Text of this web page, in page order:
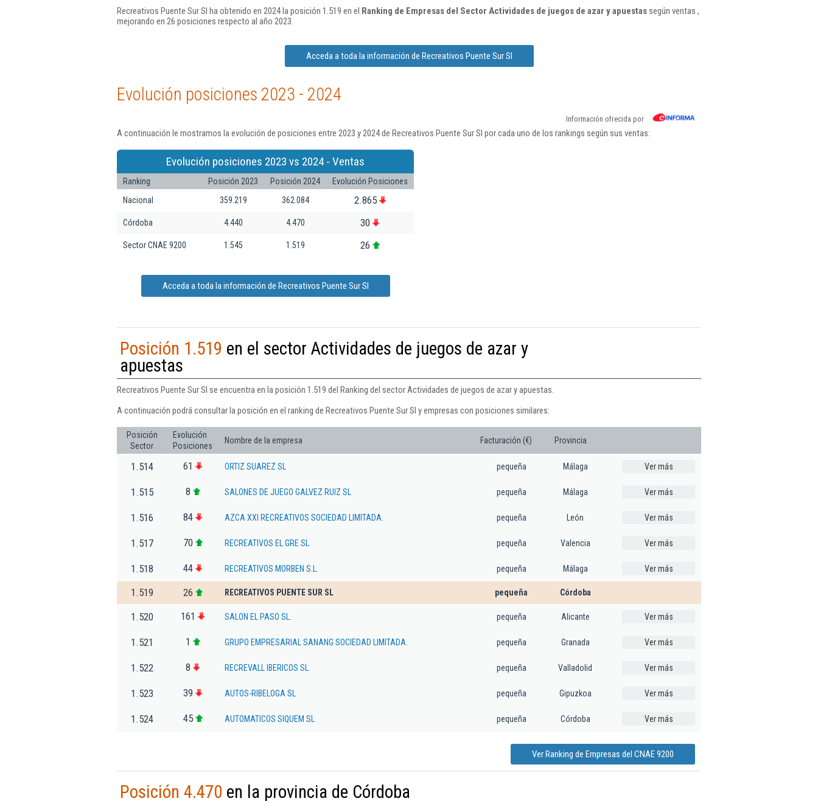
Recreativos Puente Sur Sl ha obtenido en 2024 la posición 1.519 en el Ranking de Empresas del Sector Actividades de juegos de azar y apuestassegún ventas ,
mejorando en 26 posiciones respecto al año 2023.
Acceda a toda la información de Recreativos Puente Sur Sl
Evolución posiciones 2023 - 2024
Información ofrecida por
A continuación le mostramos la evolución de posiciones entre 2023 y 2024 de Recreativos Puente Sur Sl por cada uno de los rankings según sus ventas:
Evolución posiciones 2023 vs 2024 - Ventas
Ranking Posición 2023 Posición 2024
Evolución Posiciones
Nacional
359.219 362.084 2.865
Córdoba 4.440 4.470 30
Sector CNAE 9200 1.545 1.519 26
Acceda a toda la información de Recreativos Puente Sur Sl
Posición 1.519 en el sector Actividades de juegos de azar y
apuestas
Recreativos Puente Sur Sl se encuentra en la posición 1.519 del Ranking del sector Actividades de juegos de azar y apuestas.
A continuación podrá consultar la posición en el ranking de Recreativos Puente Sur Sl y empresas con posiciones similares:
Posición
Sector
Evolución
Posiciones
Nombre de la empresa Facturación (€) Provincia
1.514 61 ORTIZ SUAREZ SL pequeña Málaga Ver más
1.515 8 SALONES DE JUEGO GALVEZ RUIZ SL pequeña Málaga Ver más
1.516 84 AZCA XXI RECREATIVOS SOCIEDAD LIMITADA. pequeña León Ver más
1.517 70 RECREATIVOS EL GRE SL pequeña Valencia Ver más
1.518 44 RECREATIVOS MORBEN S.L. pequeña Málaga Ver más
1.519 26 RECREATIVOS PUENTE SUR SL pequeña Córdoba
1.520 161 SALON EL PASO SL. pequeña Alicante Ver más
1.521 1 GRUPO EMPRESARIAL SANANG SOCIEDAD LIMITADA. pequeña Granada Ver más
1.522 8 RECREVALL IBERICOS SL. pequeña Valladolid Ver más
1.523 39 AUTOS-RIBELOGA SL pequeña Gipuzkoa Ver más
1.524 45 AUTOMATICOS SIQUEM SL pequeña Córdoba Ver más
Ver Ranking de Empresas del CNAE 9200
Posición 4.470 en la provincia de Córdoba